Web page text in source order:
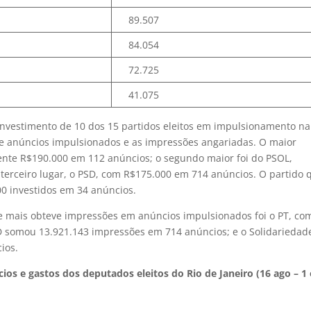
89.507
84.054
72.725
41.075
de 10 dos 15 partidos eleitos em impulsionamento na
impulsionados e as impressões angariadas. O maior
R$190.000 em 112 anúncios; o segundo maior foi do PSOL,
lugar, o PSD, com R$175.000 em 714 anúncios. O partido
investidos em 34 anúncios.
obteve impressões em anúncios impulsionados foi o PT,
somou 13.921.143 impressões em 714 anúncios; e o
e gastos dos deputados eleitos do Rio de Janeiro (16 ago –